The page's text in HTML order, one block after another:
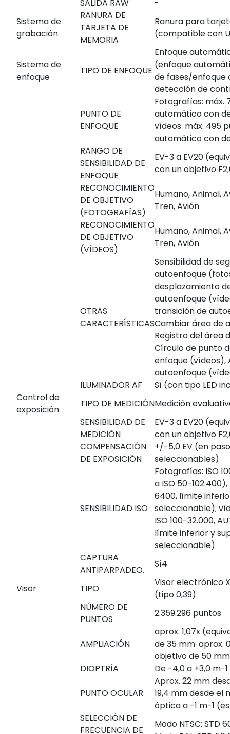
SALIDA RAW
-
Sistema de
grabación
RANURA DE
TARJETA DE
MEMORIA
Ranura para
(compatible con
Sistema de
enfoque
TIPO DE ENFOQUE
Enfoque
(enfoque
de fases/enfoque
detección de
PUNTO DE
ENFOQUE
Fotografías: máx.
automático con
vídeos: máx. 495
automático con
RANGO DE
SENSIBILIDAD DE
ENFOQUE
EV-3 a EV20
con un objetivo
RECONOCIMIENTO
DE OBJETIVO
(FOTOGRAFÍAS)
Humano, Animal,
Tren, Avión
RECONOCIMIENTO
DE OBJETIVO
(VÍDEOS)
Humano, Animal,
Tren, Avión
OTRAS
CARACTERÍSTICAS
Sensibilidad de
autoenfoque
desplazamiento
autoenfoque
transición de
Cambiar área de
Registro del área
Círculo de punto
enfoque (vídeos),
autoenfoque
ILUMINADOR AF
Sí (con tipo LED
Control de
exposición
TIPO DE MEDICIÓNMedición
SENSIBILIDAD DE
MEDICIÓN
EV-3 a EV20
con un objetivo
COMPENSACIÓN
DE EXPOSICIÓN
+/-5,0 EV (en
seleccionables)
SENSIBILIDAD ISO
Fotografías: ISO
a ISO 50-102.400),
6400, límite
seleccionable);
ISO 100-32.000,
límite inferior y
seleccionable)
CAPTURA
ANTIPARPADEO.
Sí4
Visor TIPO
Visor electrónico
(tipo 0,39)
NÚMERO DE
PUNTOS
2.359.296 puntos
AMPLIACIÓN
aprox. 1,07x
de 35 mm: aprox.
objetivo de 50
DIOPTRÍA
De -4,0 a +3,0 m-1
PUNTO OCULAR
Aprox. 22 mm
19,4 mm desde el
óptica a -1 m-1
SELECCIÓN DE
FRECUENCIA DE
Modo NTSC: STD